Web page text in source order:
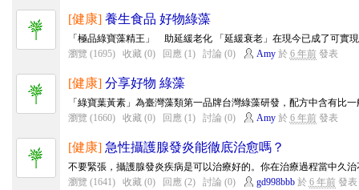
[健康] 養生食品 好物綠藻
「極品綠寶藻精王」 助延緩老化 「延緩衰老」在現今已成了可實
瀏覽 (1695)
收藏 (0) 回應 (1) 討論 (0) Amy於 6 年前發表
[健康] 分享好物 綠藻
「綠寶葉黃素」為臺灣藻類第一品牌台灣綠藻研發，配方中含有比
瀏覽 (1660)
收藏 (0) 回應 (1) 討論 (0) Amy於 6 年前發表
[健康] 急性攝護腺發炎能徹底治愈嗎？
不要緊張，攝護腺發炎疾病是可以治療好的。你在治療過程當中久
瀏覽 (1641)
收藏 (0) 回應 (2) 討論 (0) gd998bbb於 6 年前發表